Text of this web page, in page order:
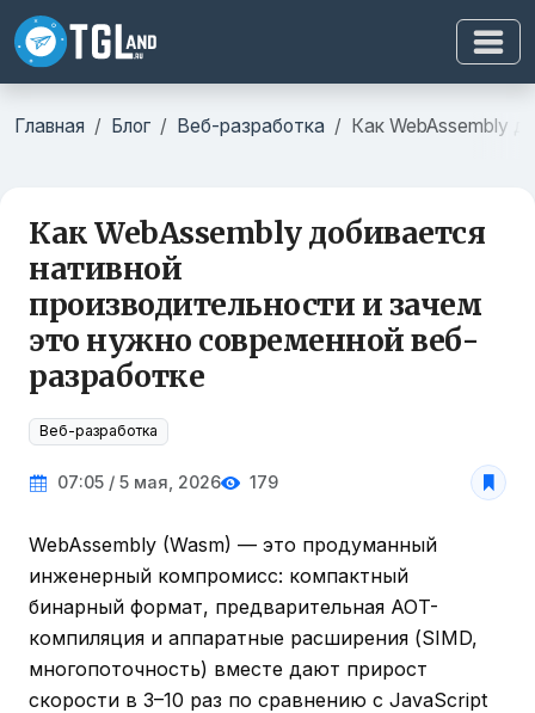
Главная Блог Веб-разработка Как WebAssembly
Как WebAssembly добивается
нативной
производительности и зачем
это нужно современной веб-
разработке
Веб-разработка
07:05 / 5 мая, 2026 179
WebAssembly (Wasm) — это продуманный
инженерный компромисс: компактный
бинарный формат, предварительная AOT-
компиляция и аппаратные расширения (SIMD,
многопоточность) вместе дают прирост
скорости в 3–10 раз по сравнению с JavaScript